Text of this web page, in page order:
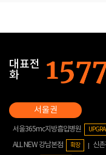
대표전
화
서울365mc지방흡입병원
ALL NEW 강남본점 확장 신